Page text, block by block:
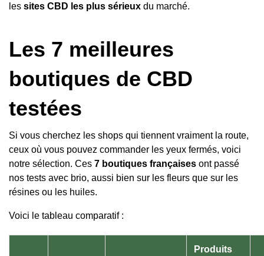
les sites CBD les plus sérieux du marché.
Les 7 meilleures
boutiques de CBD
testées
Si vous cherchez les shops qui tiennent vraiment la route,
ceux où vous pouvez commander les yeux fermés, voici
notre sélection. Ces 7 boutiques françaises ont passé
nos tests avec brio, aussi bien sur les fleurs que sur les
résines ou les huiles.
Voici le tableau comparatif :
Produits